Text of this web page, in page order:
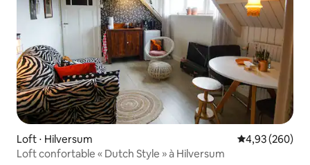
Loft ⋅ Hilversum Évaluation
4,93 (260)
Loft confortable « Dutch Style » à Hilversum